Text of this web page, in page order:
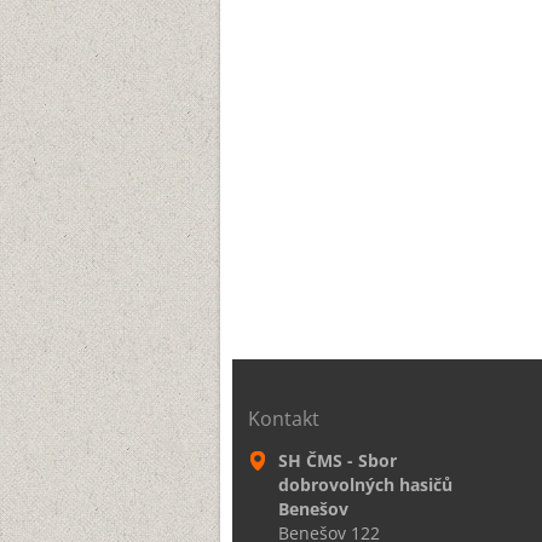
Kontakt
SH ČMS - Sbor
dobrovolných hasičů
Benešov
Benešov 122